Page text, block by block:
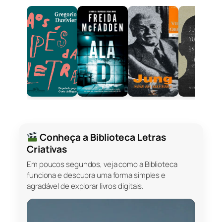
Conheça a Biblioteca Letras
Criativas
Em poucos segundos, veja como a Biblioteca
funciona e descubra uma forma simples e
agradável de explorar livros digitais.